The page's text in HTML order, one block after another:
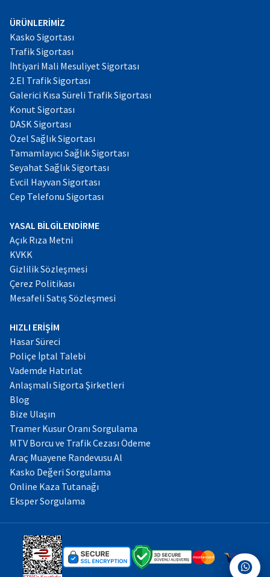
ÜRÜNLERİMİZ
Kasko Sigortası
Trafik Sigortası
İhtiyari Mali Mesuliyet Sigortası
2.El Trafik Sigortası
Galerici Kısa Süreli Trafik Sigortası
Konut Sigortası
DASK Sigortası
Özel Sağlık Sigortası
Tamamlayıcı Sağlık Sigortası
Seyahat Sağlık Sigortası
Evcil Hayvan Sigortası
Cep Telefonu Sigortası
YASAL BİLGİLENDİRME
Açık Rıza Metni
KVKK
Gizlilik Sözleşmesi
Çerez Politikası
Mesafeli Satış Sözleşmesi
HIZLI ERİŞİM
Hasar Süreci
Poliçe İptal Talebi
Vademde Hatırlat
Anlaşmalı Sigorta Şirketleri
Blog
Bize Ulaşın
Tramer Kusur Oranı Sorgulama
MTV Borcu ve Trafik Cezası Ödeme
Araç Muayene Randevusu Al
Kasko Değeri Sorgulama
Online Kaza Tutanağı
Eksper Sorgulama